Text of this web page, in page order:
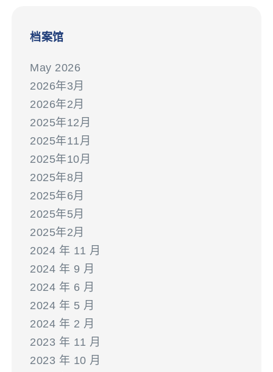
档案馆
May 2026
2026年3月
2026年2月
2025年12月
2025年11月
2025年10月
2025年8月
2025年6月
2025年5月
2025年2月
2024 年 11 月
2024 年 9 月
2024 年 6 月
2024 年 5 月
2024 年 2 月
2023 年 11 月
2023 年 10 月